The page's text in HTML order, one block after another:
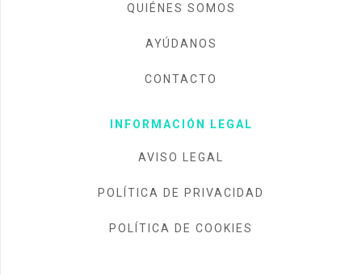
QUIÉNES SOMOS
AYÚDANOS
CONTACTO
INFORMACIÓN LEGAL
AVISO LEGAL
POLÍTICA DE PRIVACIDAD
POLÍTICA DE COOKIES